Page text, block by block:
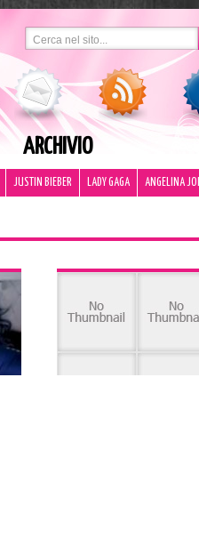
ARCHIVIO
JUSTIN BIEBER LADY GAGA ANGELINA